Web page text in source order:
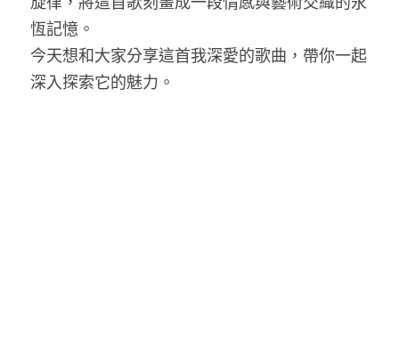
恆記憶。
今天想和大家分享這首我深愛的歌曲，帶你一起
深入探索它的魅力。